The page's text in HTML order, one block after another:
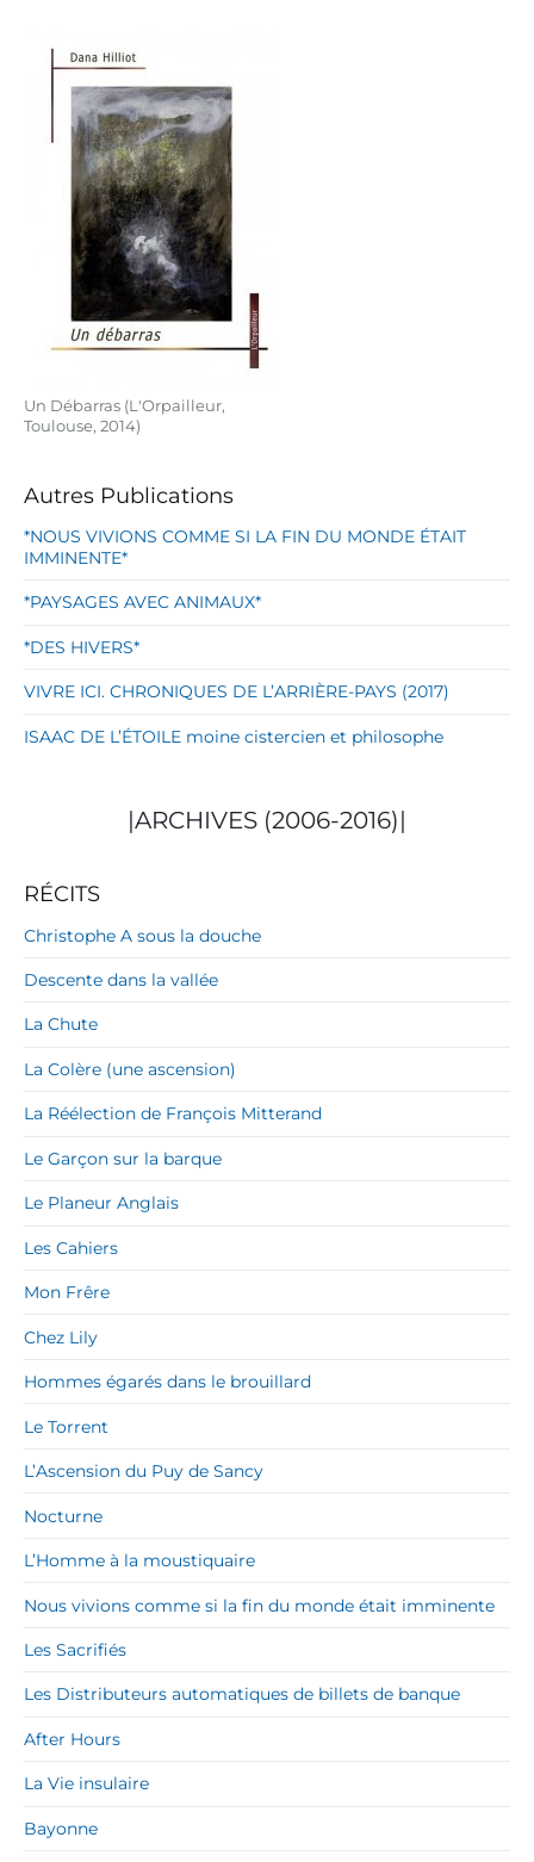
Un Débarras (L'Orpailleur,
Toulouse, 2014)
Autres Publications
*NOUS VIVIONS COMME SI LA FIN DU MONDE ÉTAIT
IMMINENTE*
*PAYSAGES AVEC ANIMAUX*
*DES HIVERS*
VIVRE ICI. CHRONIQUES DE L’ARRIÈRE-PAYS (2017)
ISAAC DE L’ÉTOILE moine cistercien et philosophe
|ARCHIVES (2006-2016)|
RÉCITS
Christophe A sous la douche
Descente dans la vallée
La Chute
La Colère (une ascension)
La Réélection de François Mitterand
Le Garçon sur la barque
Le Planeur Anglais
Les Cahiers
Mon Frêre
Chez Lily
Hommes égarés dans le brouillard
Le Torrent
L’Ascension du Puy de Sancy
Nocturne
L’Homme à la moustiquaire
Nous vivions comme si la fin du monde était imminente
Les Sacrifiés
Les Distributeurs automatiques de billets de banque
After Hours
La Vie insulaire
Bayonne